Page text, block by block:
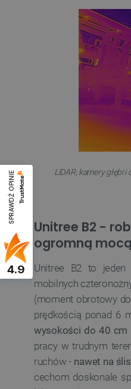
SPRAWDŹ OPINIE
4.9
LiDAR, kamery głębi
Unitree B2 -
ogromną mocą
Unitree B2 to jeden
mobilnych
(moment obrotowy
prędkością ponad 6
wysokości do 40 cm
pracy w trudnym
ruchów - nawet na
cechom doskonale